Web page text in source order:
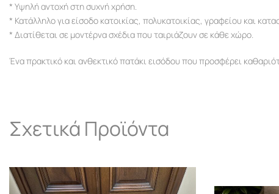
* Υψηλή αντοχή στη συχνή χρήση.
* Κατάλληλο για είσοδο κατοικίας, πολυκατοικίας, γραφείου και
* Διατίθεται σε μοντέρνα σχέδια που ταιριάζουν σε κάθε χώρο.
Ένα πρακτικό και ανθεκτικό πατάκι εισόδου που προσφέρει
Σχετικά Προϊόντα